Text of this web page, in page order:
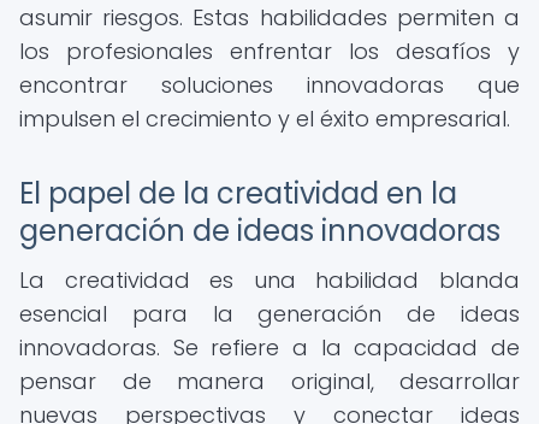
asumir riesgos. Estas habilidades permiten a
los profesionales enfrentar los desafíos y
encontrar soluciones innovadoras que
impulsen el crecimiento y el éxito empresarial.
El papel de la creatividad en la
generación de ideas innovadoras
La creatividad es una habilidad blanda
esencial para la generación de ideas
innovadoras. Se refiere a la capacidad de
pensar de manera original, desarrollar
nuevas perspectivas y conectar ideas